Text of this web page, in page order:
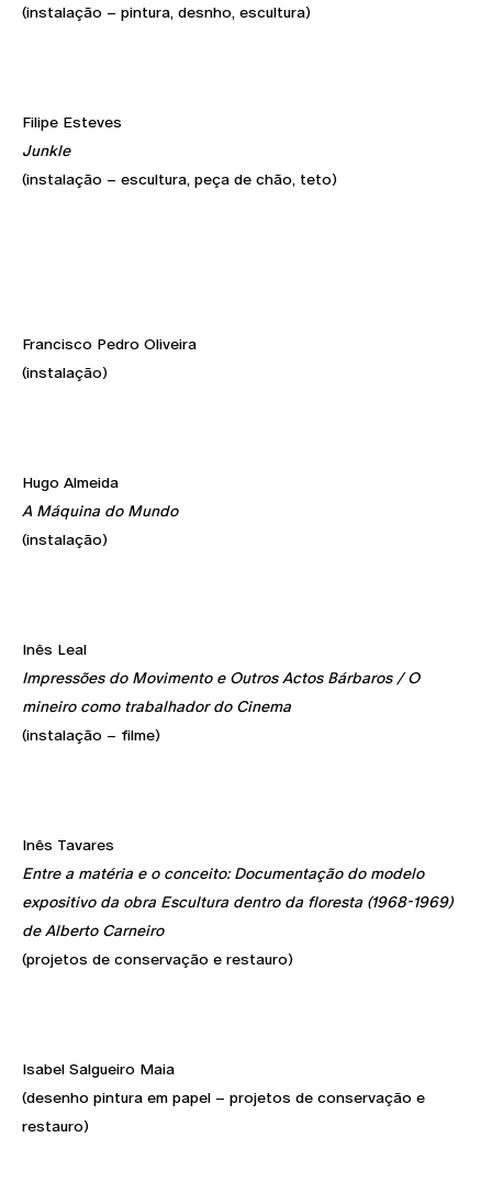
(instalação – pintura, desnho, escultura)
Filipe Esteves
Junkle
(instalação – escultura, peça de chão, teto)
Francisco Pedro Oliveira
(instalação)
Hugo Almeida
A Máquina do Mundo
(instalação)
Inês Leal
Impressões do Movimento e Outros Actos Bárbaros / O
mineiro como trabalhador do Cinema
(instalação – filme)
Inês Tavares
Entre a matéria e o conceito: Documentação do modelo
expositivo da obra Escultura dentro da floresta (1968-1969)
de Alberto Carneiro
(projetos de conservação e restauro)
Isabel Salgueiro Maia
(desenho pintura em papel – projetos de conservação e
restauro)